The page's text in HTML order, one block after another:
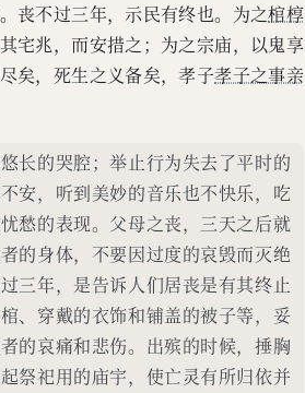
丧不过三年，示民有终也。为之棺椁
宅兆，而安措之；为之宗庙，以鬼享
矣，死生之义备矣，孝子孝子之事亲
长的哭腔；举止行为失去了平时的
安，听到美妙的音乐也不快乐，吃
愁的表现。父母之丧，三天之后就
的身体，不要因过度的哀毁而灭绝
三年，是告诉人们居丧是有其终止
、穿戴的衣饰和铺盖的被子等，妥
的哀痛和悲伤。出殡的时候，捶胸
祭祀用的庙宇，使亡灵有所归依并